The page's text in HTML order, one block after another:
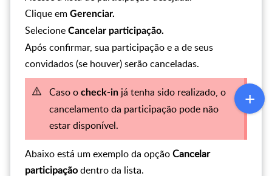
Clique em Gerenciar.
Selecione Cancelar participação.
Após confirmar, sua participação e a de seus
convidados (se houver) serão canceladas.
Caso o check-in já tenha sido realizado, o
cancelamento da participação pode não
estar disponível.
Abaixo está um exemplo da opçãoCancelar
participaçãodentro da lista.